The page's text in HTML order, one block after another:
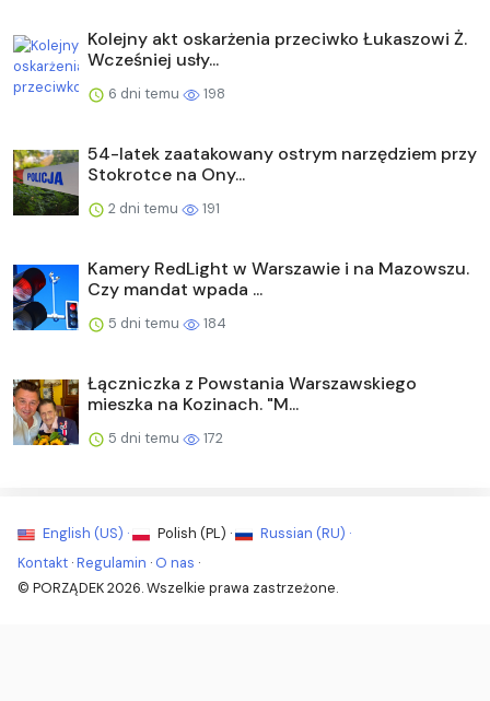
Kolejny akt oskarżenia przeciwko Łukaszowi Ż.
Wcześniej usły...
6 dni temu 198
54-latek zaatakowany ostrym narzędziem przy
Stokrotce na Ony...
2 dni temu 191
Kamery RedLight w Warszawie i na Mazowszu.
Czy mandat wpada ...
5 dni temu 184
Łączniczka z Powstania Warszawskiego
mieszka na Kozinach. "M...
5 dni temu 172
English (US) · Polish (PL) ·
Russian (RU) ·
Kontakt ·Regulamin · O nas ·
© PORZĄDEK 2026. Wszelkie prawa zastrzeżone.